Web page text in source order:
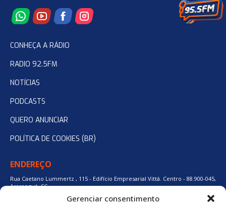
Gerenciar consentimento
CONHEÇA A RÁDIO
RADIO 92.5FM
NOTÍCIAS
PODCASTS
QUERO ANUNCIAR
POLÍTICA DE COOKIES (BR)
ENDEREÇO
Rua Caetano Lummertz , 115 - Edifício Empresarial Vittá. Centro - 88.900-045,
Araranguá, SC.